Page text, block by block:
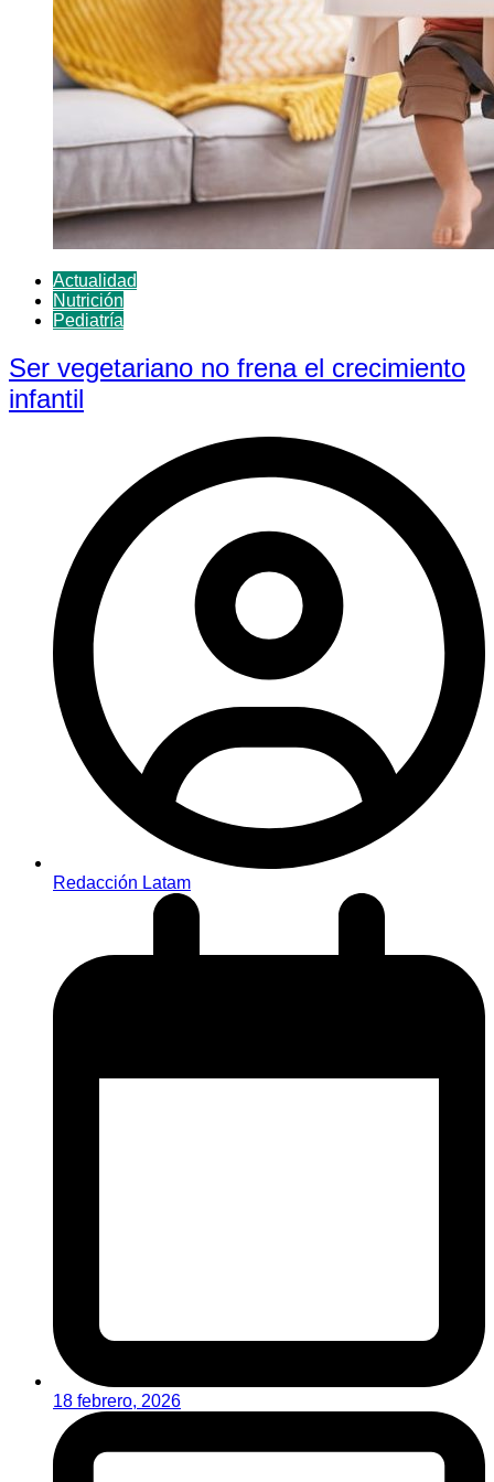
Actualidad
Nutrición
Pediatría
Ser vegetariano no frena el crecimiento
infantil
Redacción Latam
18 febrero, 2026